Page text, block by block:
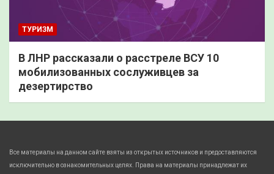
ТУРИЗМ
В ЛНР рассказали о расстреле ВСУ 10
мобилизованных сослуживцев за
дезертирство
Все материалы на данном сайте взяты из открытых источников и предоставляются
исключительно в ознакомительных целях. Права на материалы принадлежат их